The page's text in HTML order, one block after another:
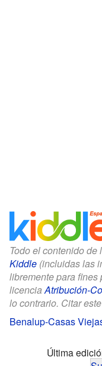
Todo el contenido de
Kiddle (incluidas las
libremente para
licencia Atribución-
lo contrario. Citar
Benalup-Casas
Última